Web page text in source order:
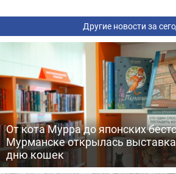
Другие новости за
От кота Мурра до японских
Мурманске открылась
дню кошек